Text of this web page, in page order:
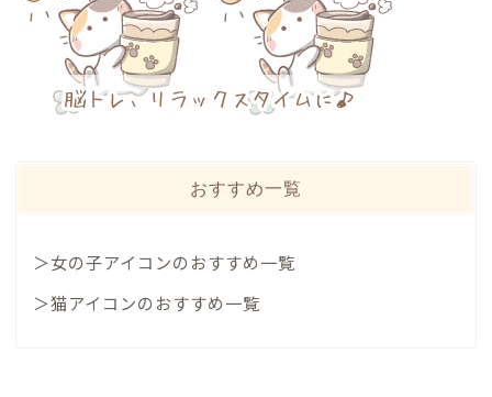
おすすめ一覧
＞女の子アイコンのおすすめ一覧
＞猫アイコンのおすすめ一覧